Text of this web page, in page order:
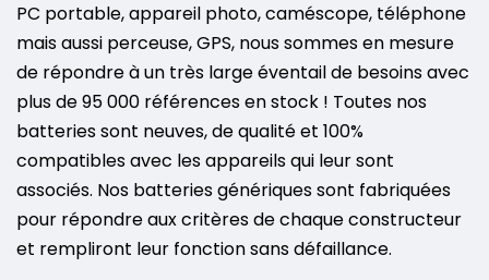
PC portable, appareil photo, caméscope, téléphone
mais aussi perceuse, GPS, nous sommes en mesure
de répondre à un très large éventail de besoins avec
plus de 95 000 références en stock ! Toutes nos
batteries sont neuves, de qualité et 100%
compatibles avec les appareils qui leur sont
associés. Nos batteries génériques sont fabriquées
pour répondre aux critères de chaque constructeur
et rempliront leur fonction sans défaillance.